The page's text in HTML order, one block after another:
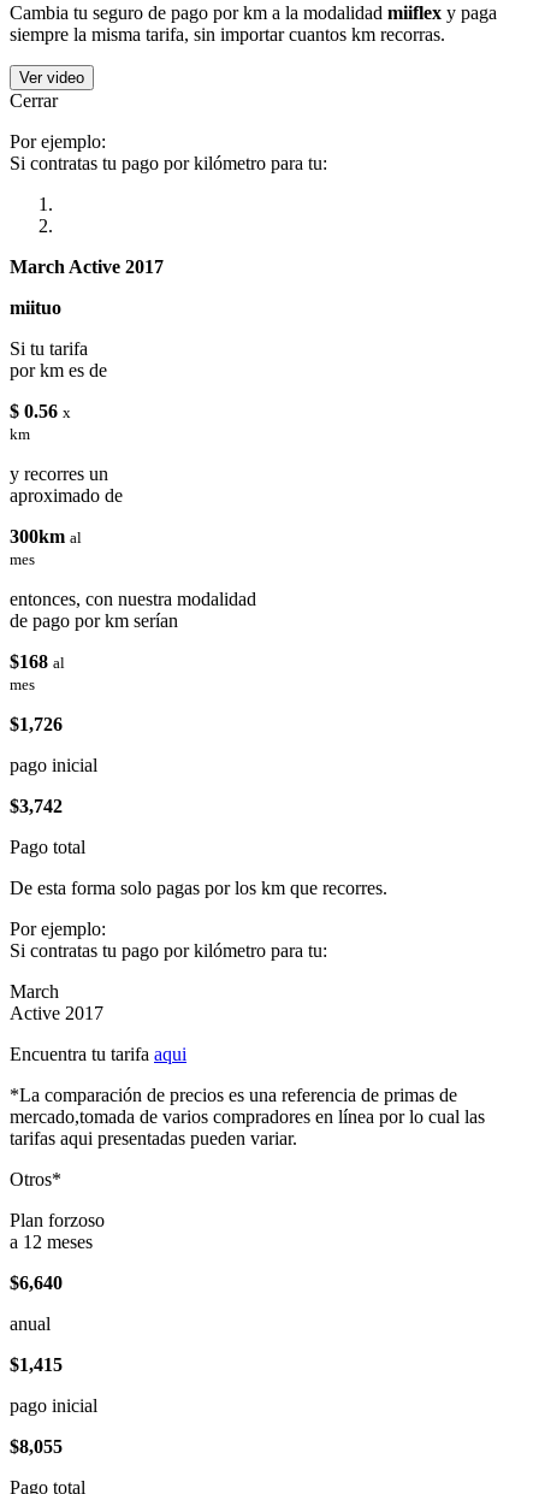
Cambia tu seguro de pago por km a la modalidad miiflex y paga
siempre la misma tarifa, sin importar cuantos km recorras.
Ver video
Cerrar
Por ejemplo:
Si contratas tu pago por kilómetro para tu:
March Active 2017
miituo
Si tu tarifa
por km es de
$ 0.56 x
km
y recorres un
aproximado de
300km al
mes
entonces, con nuestra modalidad
de pago por km serían
$168 al
mes
$1,726
pago inicial
$3,742
Pago total
De esta forma solo pagas por los km que recorres.
Por ejemplo:
Si contratas tu pago por kilómetro para tu:
March
Active 2017
Encuentra tu tarifa aqui
*La comparación de precios es una referencia de primas de
mercado,tomada de varios compradores en línea por lo cual las
tarifas aqui presentadas pueden variar.
Otros*
Plan forzoso
a 12 meses
$6,640
anual
$1,415
pago inicial
$8,055
Pago total